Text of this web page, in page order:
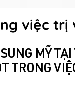
việc trị
MỸ
TRONG